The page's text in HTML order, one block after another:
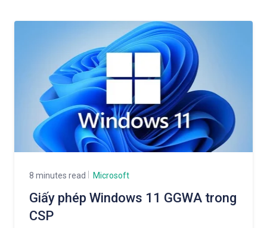
8 minutes read Microsoft
Giấy phép Windows 11 GGWA trong
CSP